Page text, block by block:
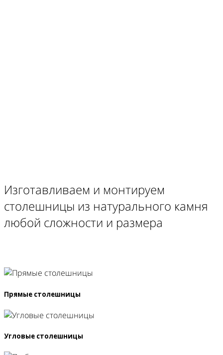
Изготавливаем и монтируем
столешницы из натурального камня
любой сложности и размера
Прямые столешницы
Угловые столешницы